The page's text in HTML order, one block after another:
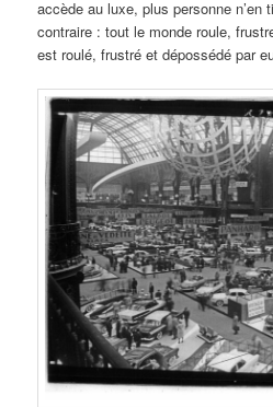
accède au luxe, plus personne n’en
contraire : tout le monde roule,
est roulé, frustré et dépossédé par